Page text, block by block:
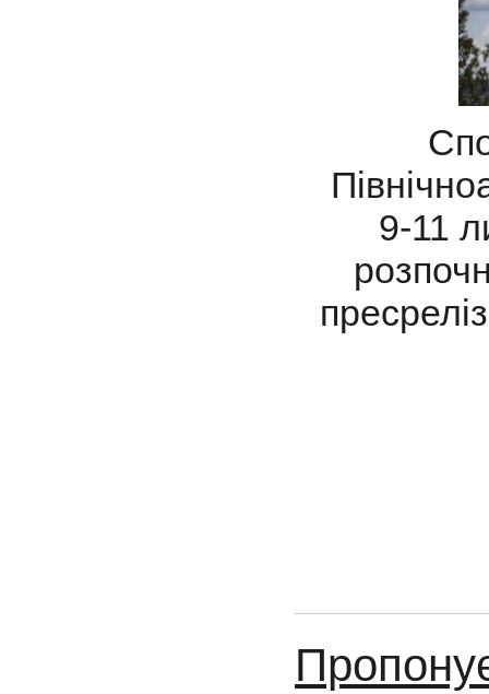
9-11